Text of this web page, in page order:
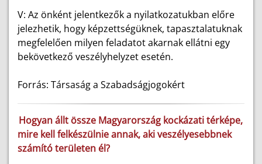
V: Az önként jelentkezők a nyilatkozatukban előre
jelezhetik, hogy képzettségüknek, tapasztalatuknak
megfelelően milyen feladatot akarnak ellátni egy
bekövetkező veszélyhelyzet esetén.
Forrás: Társaság a Szabadságjogokért
Hogyan állt össze Magyarország kockázati térképe,
mire kell felkészülnie annak, aki veszélyesebbnek
számító területen él?